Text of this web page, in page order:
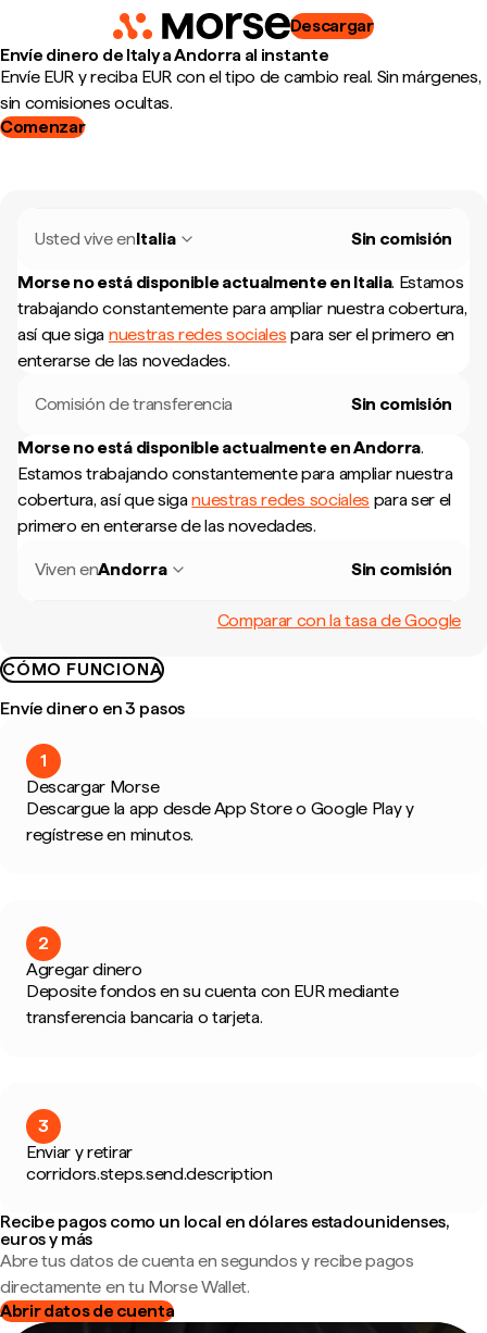
Descargar
Envíe dinero de Italy a Andorra al instante
Envíe EUR y reciba EUR con el tipo de cambio real. Sin márgenes,
sin comisiones ocultas.
Comenzar
Usted vive enItalia Sin comisión
Morse no está disponible actualmente en Italia. Estamos
trabajando constantemente para ampliar nuestra cobertura,
así que siga nuestras redes sociales para ser el primero en
enterarse de las novedades.
Comisión de transferencia Sin comisión
Morse no está disponible actualmente enAndorra.
Estamos trabajando constantemente para ampliar nuestra
cobertura, así que siganuestras redes sociales para ser el
primero en enterarse de las novedades.
Viven enAndorra Sin comisión
Comparar con la tasa de Google
CÓMO FUNCIONA
Envíe dinero en 3 pasos
1
Descargar Morse
Descargue la app desde App Store o Google Play y
regístrese en minutos.
2
Agregar dinero
Deposite fondos en su cuenta con EUR mediante
transferencia bancaria o tarjeta.
3
Enviar y retirar
corridors.steps.send.description
Recibe pagos como un local en dólares estadounidenses,
euros y más
Abre tus datos de cuenta en segundos y recibe pagos
directamente en tu Morse Wallet.
Abrir datos de cuenta